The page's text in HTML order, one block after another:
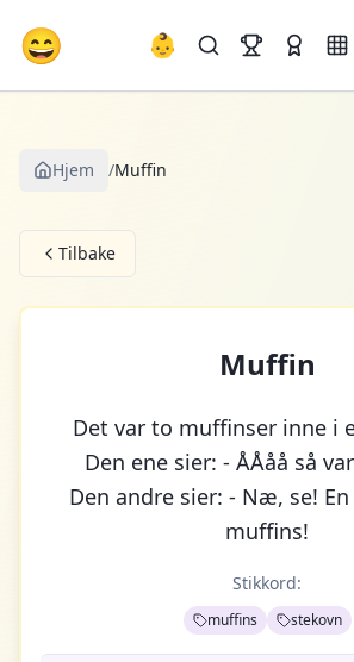
😄 👶
Hjem /Muffin
Tilbake
Muffin
Det var to muffinser inne i
Den ene sier: - ÅÅåå så
Den andre sier: - Næ, se!
muffins!
Stikkord:
muffins stekovn